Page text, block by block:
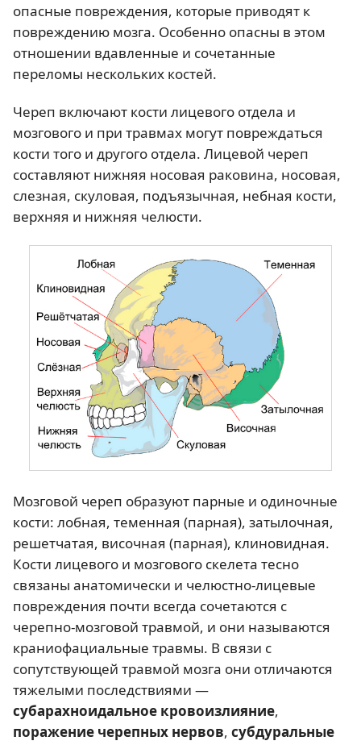
опасные повреждения, которые приводят к
повреждению мозга. Особенно опасны в этом
отношении вдавленные и сочетанные
переломы нескольких костей.
Череп включают кости лицевого отдела и
мозгового и при травмах могут повреждаться
кости того и другого отдела. Лицевой череп
составляют нижняя носовая раковина, носовая,
слезная, скуловая, подъязычная, небная кости,
верхняя и нижняя челюсти.
Мозговой череп образуют парные и одиночные
кости: лобная, теменная (парная), затылочная,
решетчатая, височная (парная), клиновидная.
Кости лицевого и мозгового скелета тесно
связаны анатомически и челюстно-лицевые
повреждения почти всегда сочетаются с
черепно-мозговой травмой, и они называются
краниофациальные травмы. В связи с
сопутствующей травмой мозга они отличаются
тяжелыми последствиями —
субарахноидальное кровоизлияние,
поражение черепных нервов, субдуральные